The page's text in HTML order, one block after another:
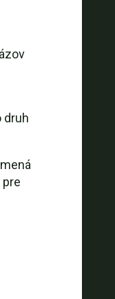
druh